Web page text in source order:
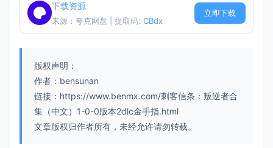
下载资源
来源：夸克网盘 | 提取码: CBdx
立即下载
版权声明：
作者：bensunan
链接：https://www.benmx.com/刺客信条：叛逆者合
集（中文）1-0-0版本2dlc金手指.html
文章版权归作者所有，未经允许请勿转载。